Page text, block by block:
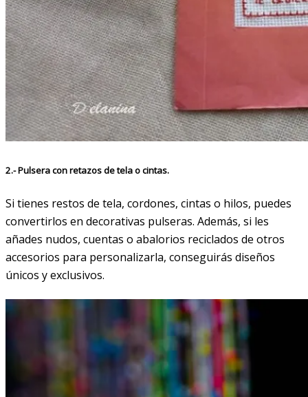
2.- Pulsera con retazos de tela o cintas.
Si tienes restos de tela, cordones, cintas o hilos, puedes
convertirlos en decorativas pulseras. Además, si les
añades nudos, cuentas o abalorios reciclados de otros
accesorios para personalizarla, conseguirás diseños
únicos y exclusivos.